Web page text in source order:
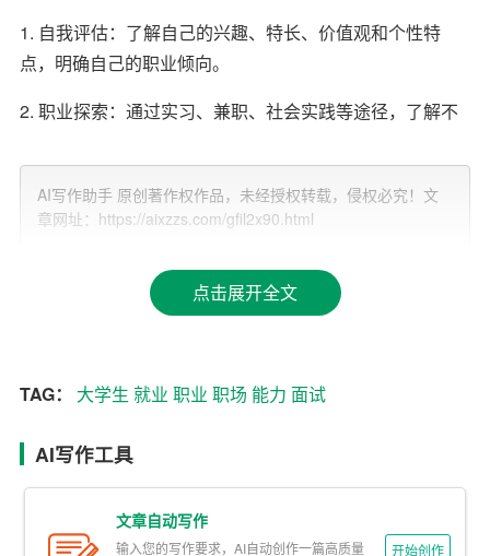
1. 自我评估：了解自己的兴趣、特长、价值观和个性特
点，明确自己的职业倾向。
2. 职业探索：通过实习、兼职、社会实践等途径，了解不
3. 目标设定：根据自我评估和职业探索的结果，确定自己
长期和短期的职业目标。
1. 学业规划：合理安排学习计划，提高自己的专业素养，
2. 技能提升：学习各类实用技能，如沟通
3. 社会实践：积极参加各类社会实践活动，锻炼自己的综
AI写作助手 原创著作权作品，未经授权转载，侵权必究！文
章网址：https://aixzzs.com/gfil2x90.html
点击展开全文
TAG： 大学生 就业 职业 职场 能力 面试
AI写作工具
文章自动写作
输入您的写作要求，AI自动创作一篇高质量
开始创作